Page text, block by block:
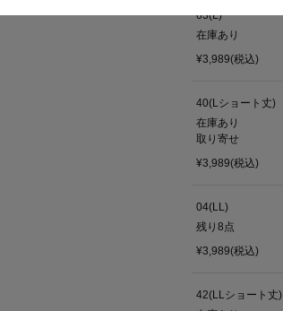
03(L)
在庫あり
¥3,989(税込)
40(Lショート丈)
在庫あり
取り寄せ
¥3,989(税込)
04(LL)
残り 8点
¥3,989(税込)
42(LLショート丈)